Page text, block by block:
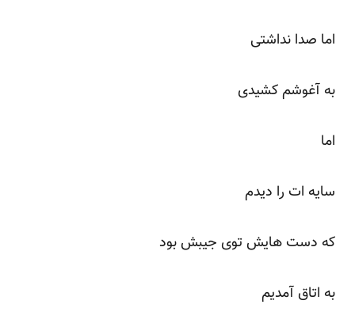
اما صدا نداشتی
به آغوشم کشیدی
اما
سایه ات را دیدم
که دست هایش توی جیبش بود
به اتاق آمدیم